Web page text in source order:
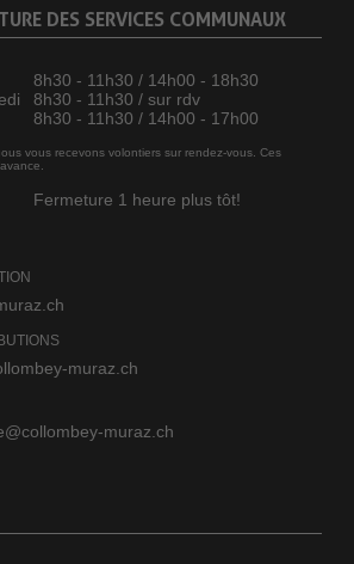
DES SERVICES COMMUNAUX
8h30 - 11h30 / 14h00 - 18h30
8h30 - 11h30 / sur rdv
8h30 - 11h30 / 14h00 - 17h00
vous recevons volontiers sur rendez-vous. Ces
Fermeture 1 heure plus tôt!
muraz.ch
muraz.ch